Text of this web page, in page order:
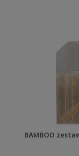
BAMBOO